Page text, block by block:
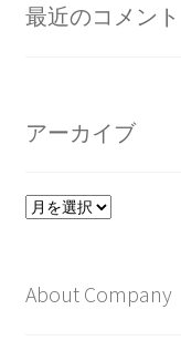
最近のコメント
アーカイブ
ア
ブ
About Company